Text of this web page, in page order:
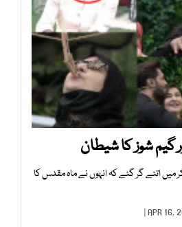
گیم شوز کا شیطان
اتنے گر گئے کہ انہوں نے ماہ مقدس کا